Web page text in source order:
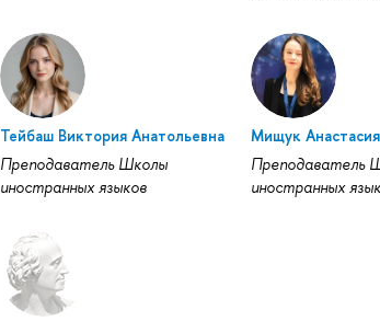
Тейбаш Виктория Анатольевна
Преподаватель Школы
иностранных языков
Мищук
Преподаватель
иностранных